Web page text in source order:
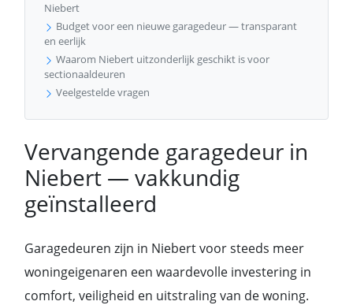
Niebert
Budget voor een nieuwe garagedeur — transparant
en eerlijk
Waarom Niebert uitzonderlijk geschikt is voor
sectionaaldeuren
Veelgestelde vragen
Vervangende garagedeur in
Niebert — vakkundig
geïnstalleerd
Garagedeuren zijn in Niebert voor steeds meer
woningeigenaren een waardevolle investering in
comfort, veiligheid en uitstraling van de woning.